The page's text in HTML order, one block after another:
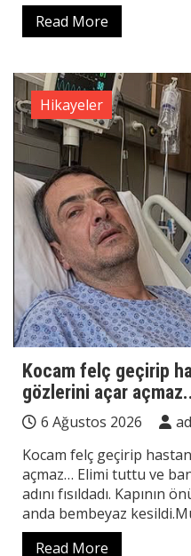
Read More
Hikayeler
Kocam felç geçirip
gözlerini açar açmaz..
6 Ağustos 2026
Kocam felç geçirip
açmaz… Elimi tuttu ve
adını fısıldadı.
anda bembeyaz
Read More